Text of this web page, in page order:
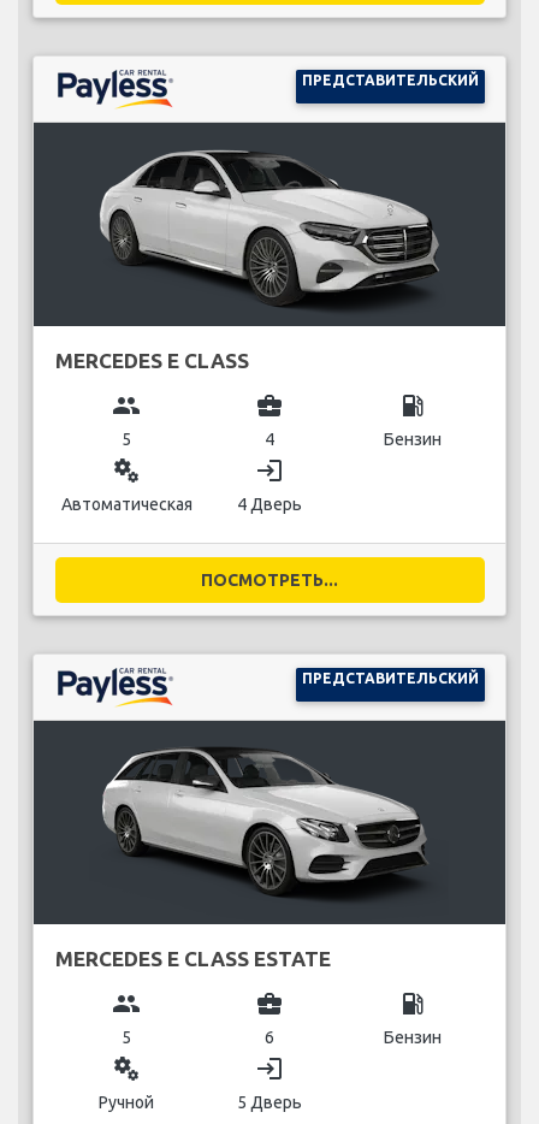
ПРЕДСТАВИТЕЛЬСКИЙ
MERCEDES E CLASS
group
5
business_center
4
local_gas_station
Бензин
miscellaneous_services
Автоматическая
login
4 Дверь
ПОСМОТРЕТЬ...
ПРЕДСТАВИТЕЛЬСКИЙ
MERCEDES E CLASS ESTATE
group
5
business_center
6
local_gas_station
Бензин
miscellaneous_services
Ручной
login
5 Дверь